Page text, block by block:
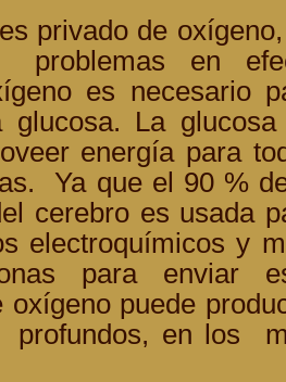
privado de
problemas en
es necesario
glucosa. La
energía para
Ya que el 90 %
cerebro es usada
electroquímicos y
para enviar
oxígeno puede
profundos, en los